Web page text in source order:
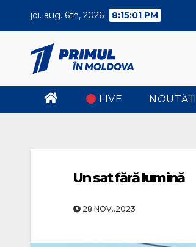
joi. aug. 6th, 2026 8:15:02 PM
LIVE NOUTĂŢI
Un sat fără lumină
28.NOV..2023